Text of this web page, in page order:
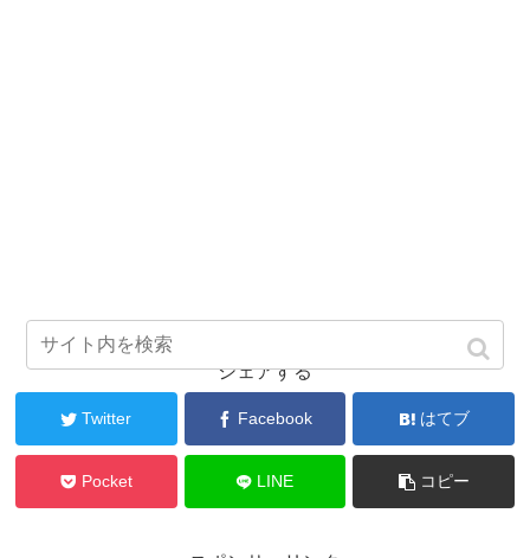
シェアする
Twitter Facebook はてブ
Pocket LINE コピー